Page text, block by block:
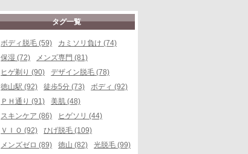
タグ一覧
ボディ脱毛 (59)
カミソリ負け (74)
保湿 (72)
メンズ専門 (81)
ヒゲ剃り (90)
デザイン脱毛 (78)
徳山駅 (92)
徒歩5分 (73)
ボディ (92)
ＰＨ通り (91)
美肌 (48)
スキンケア (86)
ヒゲソリ (44)
ＶＩＯ (92)
ひげ脱毛 (109)
メンズゼロ (89)
徳山 (82)
光脱毛 (99)